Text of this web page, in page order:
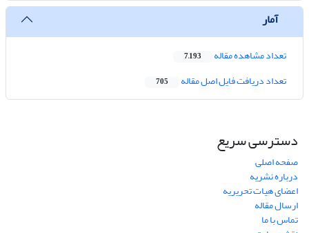
آمار
تعداد مشاهده مقاله 7,193
تعداد دریافت فایل اصل مقاله 705
دسترسی سریع
صفحه اصلی
درباره نشریه
اعضای هیات تحریریه
ارسال مقاله
تماس با ما